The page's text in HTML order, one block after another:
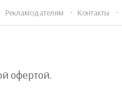
Рекламодателям Контакты
офертой.